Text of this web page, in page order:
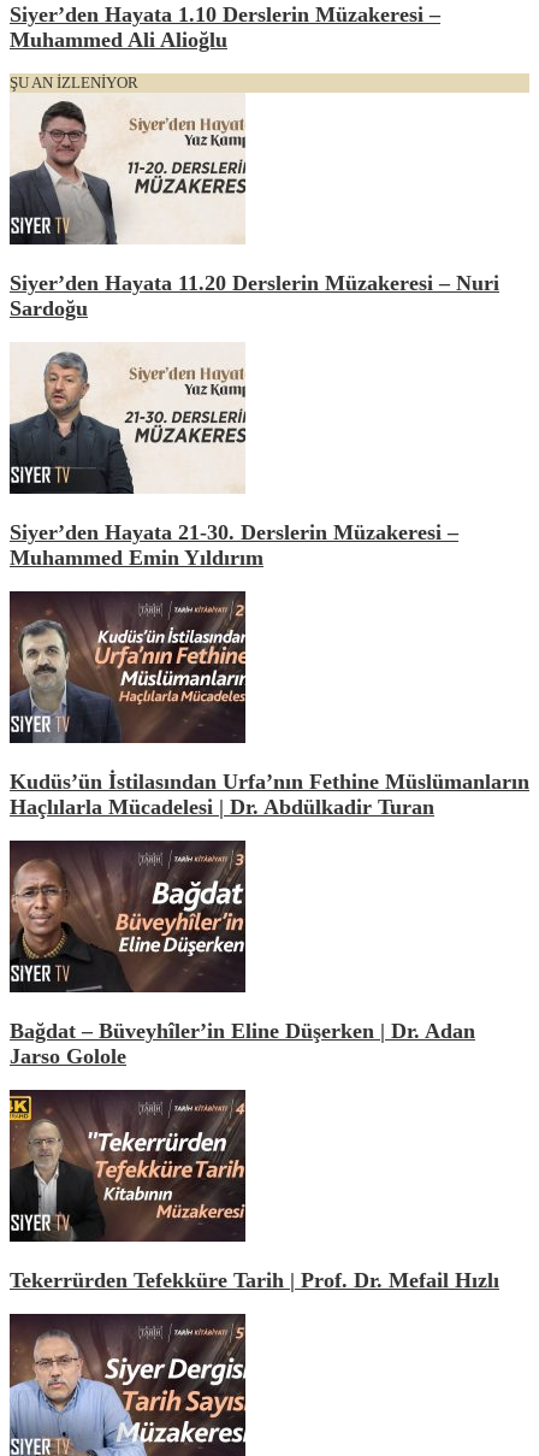
Siyer’den Hayata 1.10 Derslerin Müzakeresi –
Muhammed Ali Alioğlu
ŞU AN İZLENİYOR
Siyer’den Hayata 11.20 Derslerin Müzakeresi – Nuri
Sardoğu
Siyer’den Hayata 21-30. Derslerin Müzakeresi –
Muhammed Emin Yıldırım
Kudüs’ün İstilasından Urfa’nın Fethine Müslümanların
Haçlılarla Mücadelesi | Dr. Abdülkadir Turan
Bağdat – Büveyhîler’in Eline Düşerken | Dr. Adan
Jarso Golole
Tekerrürden Tefekküre Tarih | Prof. Dr. Mefail Hızlı